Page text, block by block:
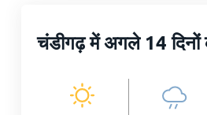
चंडीगढ़ में अगले 14 दिनों